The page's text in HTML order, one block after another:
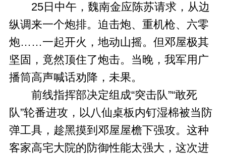
25日中午，魏南金应陈苏请求，从边
纵调来一个炮排。迫击炮、重机枪、六零
炮……一起开火，地动山摇。但邓屋极其
坚固，竟然顶住了炮击。当晚，我军用广
播筒高声喊话劝降，未果。
前线指挥部决定组成“突击队”“敢死
队”轮番进攻，以八仙桌板内钉湿棉被当防
弹工具，趁黑摸到邓屋屋檐下强攻。这种
客家高宅大院的防御性能太强大，这次进